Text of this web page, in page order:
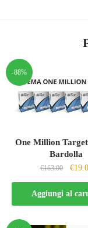
-88%
One Million
Bardolla
€163.00
Il
era:
€
Aggiungi al